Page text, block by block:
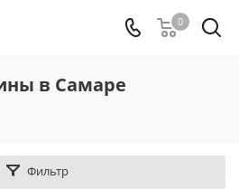
0
в Самаре
Фильтр